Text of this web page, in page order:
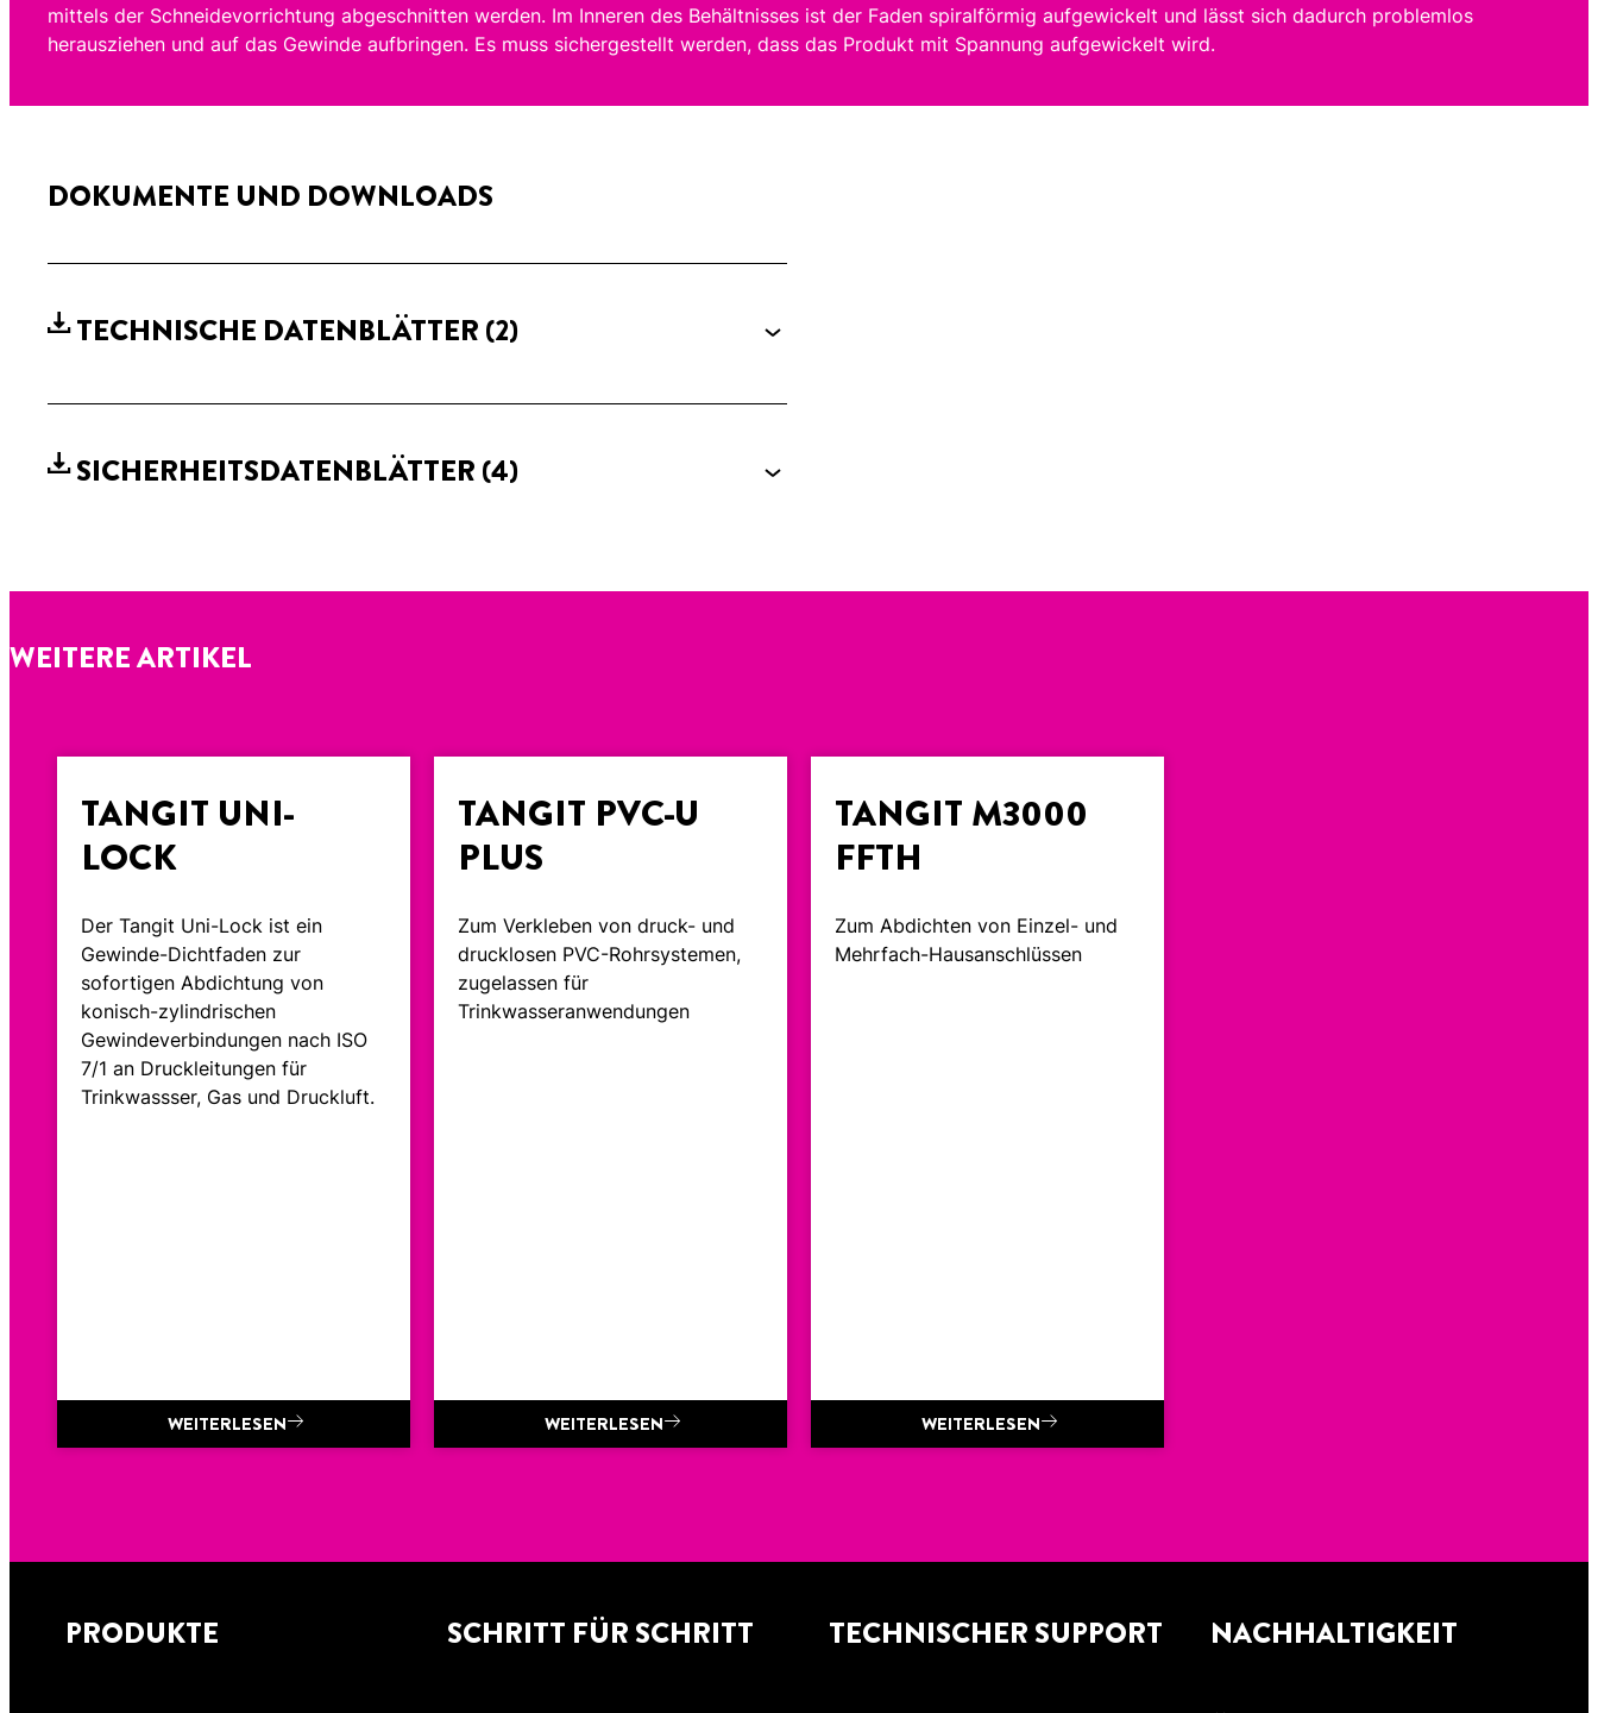
mittels der Schneidevorrichtung abgeschnitten werden. Im Inneren des Behältnisses ist der Faden spiralförmig aufgewickelt und lässt sich dadurch problemlos
herausziehen und auf das Gewinde aufbringen. Es muss sichergestellt werden, dass das Produkt mit Spannung aufgewickelt wird.
DOKUMENTE UND DOWNLOADS
TECHNISCHE DATENBLÄTTER (2)
SICHERHEITSDATENBLÄTTER (4)
WEITERE ARTIKEL
TANGIT UNI-
LOCK
Der Tangit Uni-Lock ist ein
Gewinde-Dichtfaden zur
sofortigen Abdichtung von
konisch-zylindrischen
Gewindeverbindungen nach ISO
7/1 an Druckleitungen für
Trinkwassser, Gas und Druckluft.
WEITERLESEN
TANGIT PVC-U
PLUS
Zum Verkleben von druck- und
drucklosen PVC-Rohrsystemen,
zugelassen für
Trinkwasseranwendungen
WEITERLESEN
TANGIT M3000
FFTH
Zum Abdichten von Einzel- und
Mehrfach-Hausanschlüssen
WEITERLESEN
PRODUKTE SCHRITT FÜR SCHRITT TECHNISCHER SUPPORT NACHHALTIGKEIT